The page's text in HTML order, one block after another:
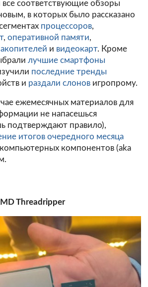
все соответствующие обзоры
в которых было рассказано
процессоров,
, оперативной памяти,
и видеокарт. Кроме
лучшие смартфоны
последние тренды
и раздали слонов игропрому.
ежемесячных материалов для
не напасешься
подтверждают правило),
итогов очередного месяца
компонентов (aka
Threadripper